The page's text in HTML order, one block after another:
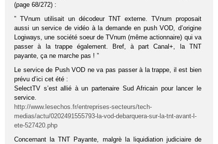
(page 68/272) :
” TVnum utilisait un décodeur TNT externe. TVnum proposait
aussi un service de vidéo à la demande en push VOD, d’origine
Logiways, une société soeur de TVnum (même actionnaire) qui va
passer à la trappe également. Bref, à part Canal+, la TNT
payante, ça ne marche pas ! ”
Le service de Push VOD ne va pas passer à la trappe, il est bien
prévu d’ici cet été :
SelectTV s’est allié à un partenaire Sud Africain pour lancer le
service.
http://www.lesechos.fr/entreprises-secteurs/tech-
medias/actu/0202491555793-la-vod-debarquera-sur-la-tnt-avant-l-
ete-527420.php
Concernant la TNT Payante, malgrè la liquidiation judiciaire de